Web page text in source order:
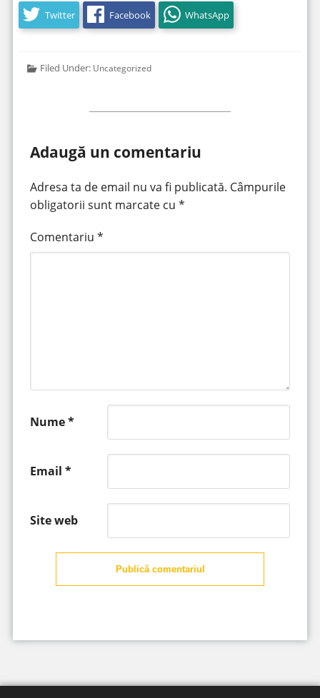
Twitter Facebook WhatsApp
Filed Under: Uncategorized
Adaugă un comentariu
Adresa ta de email nu va fi publicată. Câmpurile
obligatorii sunt marcate cu *
Comentariu *
Nume*
Email *
Site web
Publică comentariul